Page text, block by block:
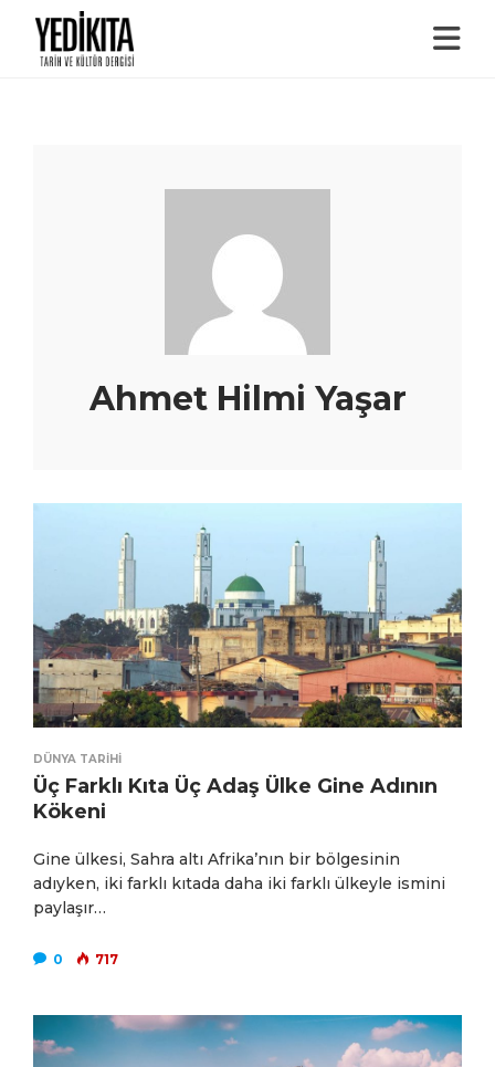
Ahmet Hilmi Yaşar
DÜNYA TARIHI
Üç Farklı Kıta Üç Adaş Ülke Gine Adının
Kökeni
Gine ülkesi, Sahra altı Afrika’nın bir bölgesinin
adıyken, iki farklı kıtada daha iki farklı ülkeyle ismini
paylaşır…
0 717